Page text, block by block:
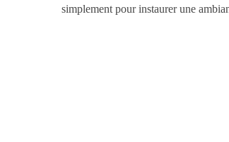
simplement pour instaurer une